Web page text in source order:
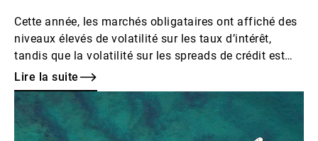
Cette année, les marchés obligataires ont affiché des
niveaux élevés de volatilité sur les taux d’intérêt,
tandis que la volatilité sur les spreads de crédit est
restée plus modérée.
Lire la suite
Lire
la
suite